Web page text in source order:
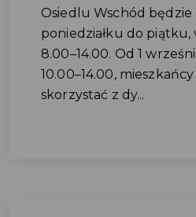
Osiedlu Wschód będzie
poniedziałku do piątku,
8.00–14.00. Od 1
10.00–14.00,
skorzystać z dy...